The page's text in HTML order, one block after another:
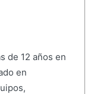
de 12 años en
en